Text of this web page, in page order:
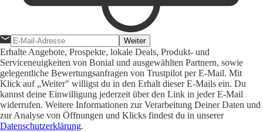
Weiter
Erhalte Angebote, Prospekte, lokale Deals, Produkt- und
Serviceneuigkeiten von Bonial und ausgewählten Partnern, sowie
gelegentliche Bewertungsanfragen von Trustpilot per E-Mail. Mit
Klick auf „Weiter" willigst du in den Erhalt dieser E-Mails ein. Du
kannst deine Einwilligung jederzeit über den Link in jeder E-Mail
widerrufen. Weitere Informationen zur Verarbeitung Deiner Daten und
zur Analyse von Öffnungen und Klicks findest du in unserer
Datenschutzerklärung.